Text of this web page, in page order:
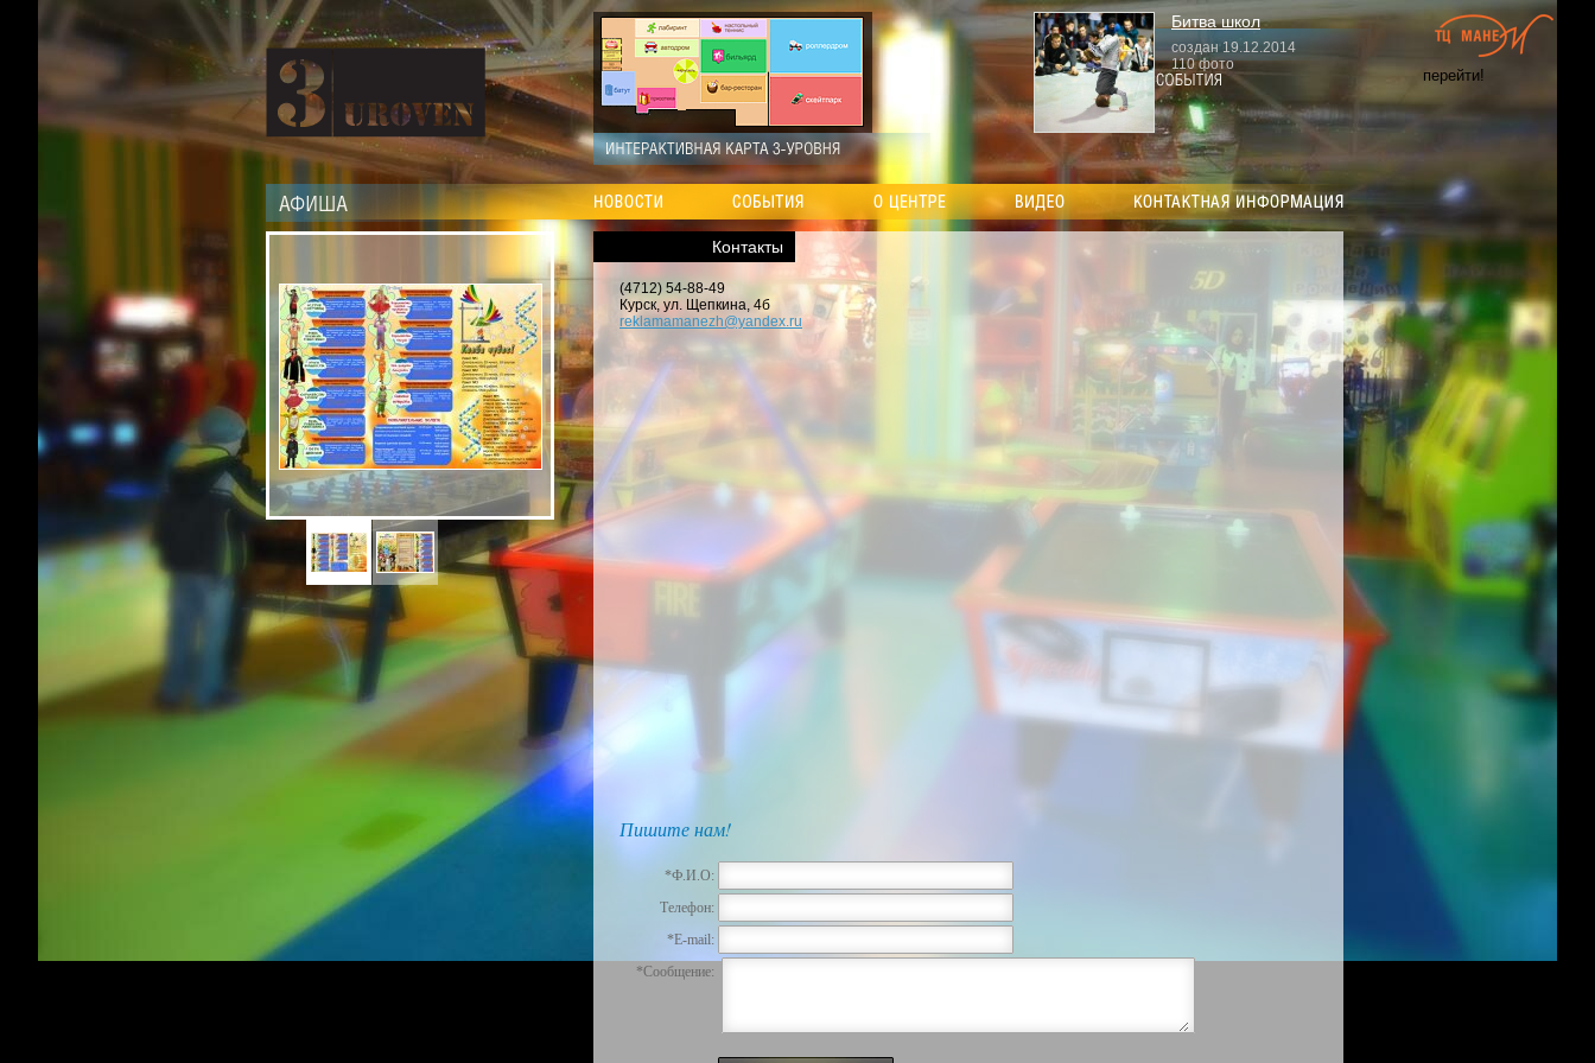
Битва школ
создан 19.12.2014
110 фото
Контакты
(4712) 54-88-49
Курск, ул. Щепкина, 4б
reklamamanezh@yandex.ru
Пишите нам!
*Ф.И.О:
Телефон:
*E-mail:
*Сообщение:
перейти!